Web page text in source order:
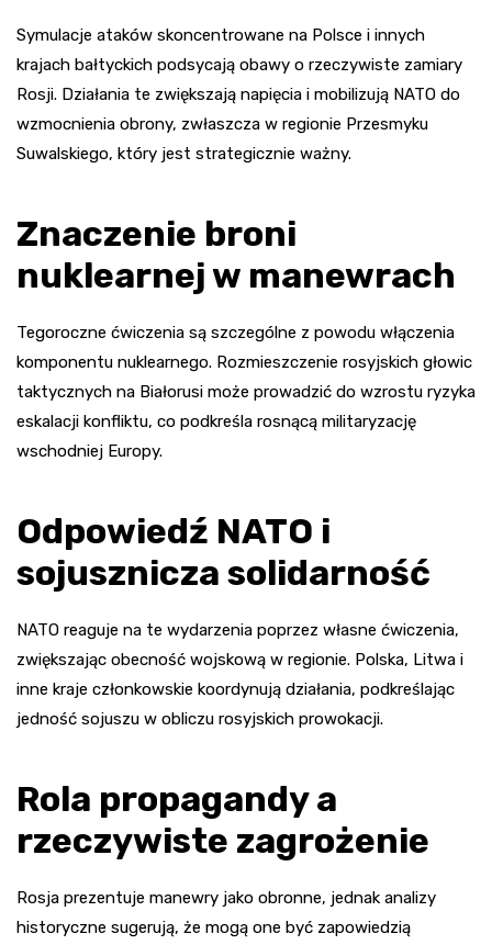
Symulacje ataków skoncentrowane na Polsce i innych
krajach bałtyckich podsycają obawy o rzeczywiste zamiary
Rosji. Działania te zwiększają napięcia i mobilizują NATO do
wzmocnienia obrony, zwłaszcza w regionie Przesmyku
Suwalskiego, który jest strategicznie ważny.
Znaczenie broni
nuklearnej w manewrach
Tegoroczne ćwiczenia są szczególne z powodu włączenia
komponentu nuklearnego. Rozmieszczenie rosyjskich głowic
taktycznych na Białorusi może prowadzić do wzrostu ryzyka
eskalacji konfliktu, co podkreśla rosnącą militaryzację
wschodniej Europy.
Odpowiedź NATO i
sojusznicza solidarność
NATO reaguje na te wydarzenia poprzez własne ćwiczenia,
zwiększając obecność wojskową w regionie. Polska, Litwa i
inne kraje członkowskie koordynują działania, podkreślając
jedność sojuszu w obliczu rosyjskich prowokacji.
Rola propagandy a
rzeczywiste zagrożenie
Rosja prezentuje manewry jako obronne, jednak analizy
historyczne sugerują, że mogą one być zapowiedzią